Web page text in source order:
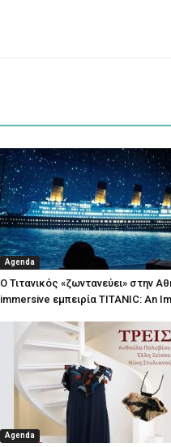
Agenda
Ο Τιτανικός «ζωντανεύει» στην
immersive εμπειρία TITANIC: An
Agenda